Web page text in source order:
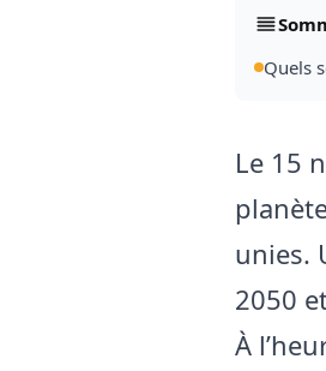
Quels
Le 15
unies.
2050
À